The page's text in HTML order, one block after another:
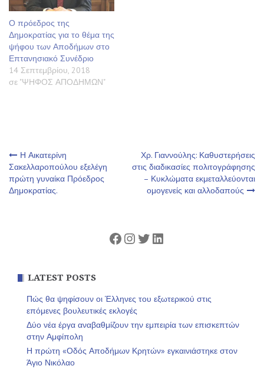
Ο πρόεδρος της
Δημοκρατίας για το θέμα της
ψήφου των Αποδήμων στο
Επτανησιακό Συνέδριο
14 Σεπτεμβρίου, 2018
σε "ΨΗΦΟΣ ΑΠΟΔΗΜΩΝ"
Πλοήγηση
άρθρων
Η Αικατερίνη
Σακελλαροπούλου εξελέγη
πρώτη γυναίκα Πρόεδρος
Δημοκρατίας.
Χρ. Γιαννούλης: Καθυστερήσεις
στις διαδικασίες πολιτογράφησης
– Κυκλώματα εκμεταλλεύονται
ομογενείς και αλλοδαπούς
Facebook
Instagram
Twitter
Linkedin
LATEST POSTS
Πώς θα ψηφίσουν οι Έλληνες του εξωτερικού στις
επόμενες βουλευτικές εκλογές
Δύο νέα έργα αναβαθμίζουν την εμπειρία των επισκεπτών
στην Αμφίπολη
Η πρώτη «Οδός Αποδήμων Κρητών» εγκαινιάστηκε στον
Άγιο Νικόλαο